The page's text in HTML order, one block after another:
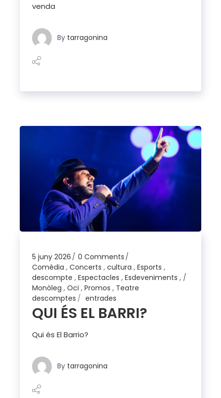
venda
By tarragonina
5 juny 2026
0 Comments
Comèdia ,Concerts ,cultura ,Esports ,
descompte ,Espectacles ,Esdeveniments ,
Monòleg ,Oci ,Promos , Teatre
descomptes
entrades
QUI ÉS EL BARRI?
Qui és El Barrio?
By tarragonina